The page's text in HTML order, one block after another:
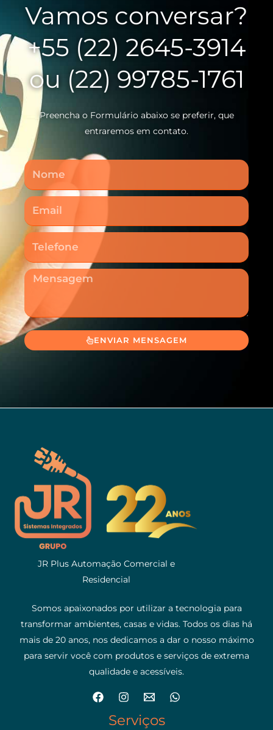
Vamos conversar?
+55 (22) 2645-3914
ou (22) 99785-1761
Preencha o Formulário abaixo se preferir, que
entraremos em contato.
Nome
Email
Telefone
Mensagem
ENVIAR MENSAGEM
JR Plus Automação Comercial e
Residencial
Somos apaixonados por utilizar a tecnologia para
transformar ambientes, casas e vidas. Todos os dias há
mais de 20 anos, nos dedicamos a dar o nosso máximo
para servir você com produtos e serviços de extrema
qualidade e acessíveis.
Serviços